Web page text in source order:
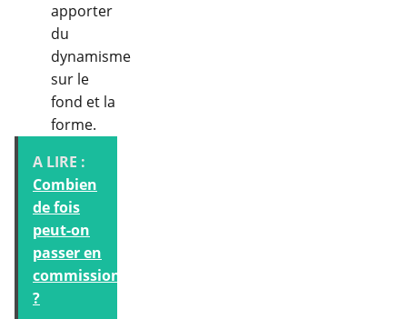
apporter
du
dynamisme
sur le
fond et la
forme.
A LIRE :
Combien
de fois
peut-on
passer en
commission
?